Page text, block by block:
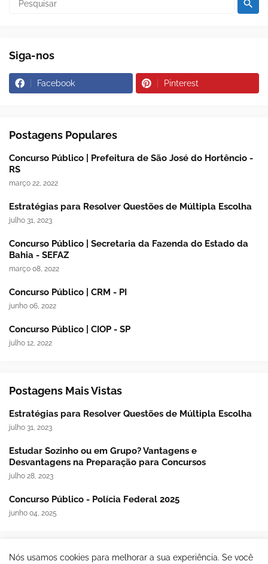
Siga-nos
Facebook Pinterest
Postagens Populares
Concurso Público | Prefeitura de São José do Hortêncio -
RS
março 22, 2022
Estratégias para Resolver Questões de Múltipla Escolha
julho 31, 2023
Concurso Público | Secretaria da Fazenda do Estado da
Bahia - SEFAZ
março 08, 2022
Concurso Público | CRM - PI
junho 06, 2022
Concurso Público | CIOP - SP
julho 12, 2022
Postagens Mais Vistas
Estratégias para Resolver Questões de Múltipla Escolha
julho 31, 2023
Estudar Sozinho ou em Grupo? Vantagens e
Desvantagens na Preparação para Concursos
julho 28, 2023
Concurso Público - Polícia Federal 2025
junho 04, 2025
Nós usamos cookies para melhorar a sua experiência. Se você